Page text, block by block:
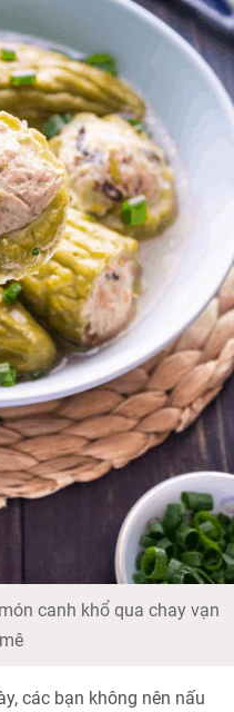
canh khổ qua chay vạn
các bạn không nên nấu